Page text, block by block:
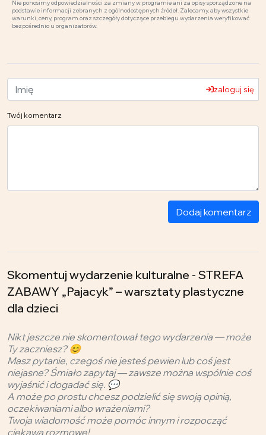
Nie ponosimy odpowiedzialności za zmiany w programie ani za opisy sporządzone na
podstawie informacji zebranych z ogólnodostępnych źródeł. Zalecamy, aby wszystkie
warunki, ceny, program oraz szczegóły dotyczące przebiegu wydarzenia weryfikować
bezpośrednio u organizatorów.
zaloguj się
Twój komentarz
Dodaj komentarz
Skomentuj wydarzenie kulturalne - STREFA
ZABAWY „Pajacyk” – warsztaty plastyczne
dla dzieci
Nikt jeszcze nie skomentował tego wydarzenia — może
Ty zaczniesz? 😊
Masz pytanie, czegoś nie jesteś pewien lub coś jest
niejasne? Śmiało zapytaj — zawsze można wspólnie coś
wyjaśnić i dogadać się. 💬
A może po prostu chcesz podzielić się swoją opinią,
oczekiwaniami albo wrażeniami?
Twoja wiadomość może pomóc innym i rozpocząć
ciekawą rozmowę!